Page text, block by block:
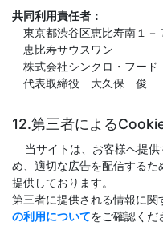
共同利用責任者：
東京都渋谷区恵比寿南１－
恵比寿サウスワン
株式会社シンクロ・フード
代表取締役 大久保 俊
12.第三者による
当サイトは、お客様へ提
め、適切な広告を配信する
提供しております。
第三者に提供される情報に関
の利用についてをご確認くだ